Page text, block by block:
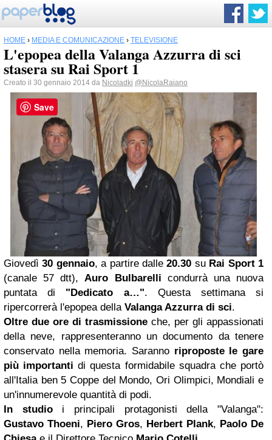
HOME › MEDIA E COMUNICAZIONE › TELEVISIONE
L'epopea della Valanga Azzurra di sci
stasera su Rai Sport 1
Creato il 30 gennaio 2014 da Nicoladki @NicolaRaiano
Giovedì30 gennaio, a partire dalle20.30 su Rai Sport 1
(canale 57 dtt), Auro Bulbarelli condurrà una nuova
puntata di "Dedicato a…". Questa settimana si
ripercorrerà l'epopea della Valanga Azzurra di sci.
Oltre due ore di trasmissione che, per gli appassionati
della neve, rappresenteranno un documento da tenere
conservato nella memoria. Saranno riproposte le gare
più importanti di questa formidabile squadra che portò
all'Italia ben 5 Coppe del Mondo, Ori Olimpici, Mondiali e
un'innumerevole quantità di podi.
In studioi principali protagonisti della "Valanga":
Gustavo Thoeni, Piero Gros, Herbert Plank, Paolo De
Save